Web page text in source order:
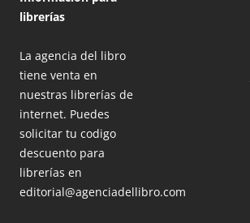
librerías
La agencia del libro
tiene venta en
nuestras librerías de
internet. Puedes
solicitar tu codigo
descuento para
librerías en
editorial@agenciadellibro.com